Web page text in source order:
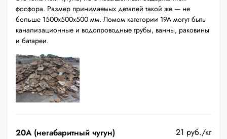
фосфора. Размер принимаемых деталей такой же — не
больше 1500х500х500 мм. Ломом категории 19А могут быть
канализационные и водопроводные трубы, ванны, раковины
и батареи.
20A (негабаритный чугун)
21 руб./кг